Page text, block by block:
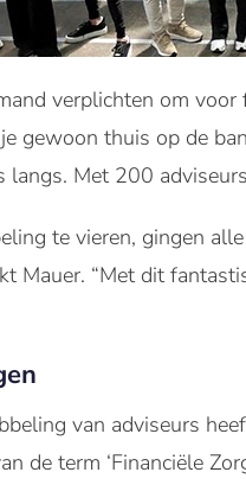
verplichten om voor
gewoon thuis op de
langs. Met 200
te vieren, gingen
Mauer. “Met dit
van adviseurs
de term ‘Financiële